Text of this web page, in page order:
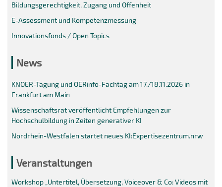
Bildungsgerechtigkeit, Zugang und Offenheit
E-Assessment und Kompetenzmessung
Innovationsfonds / Open Topics
News
KNOER-Tagung und OERinfo-Fachtag am 17./18.11.2026 in
Frankfurt am Main
Wissenschaftsrat veröffentlicht Empfehlungen zur
Hochschulbildung in Zeiten generativer KI
Nordrhein-Westfalen startet neues KI:Expertisezentrum.nrw
Veranstaltungen
Workshop „Untertitel, Übersetzung, Voiceover & Co: Videos mit